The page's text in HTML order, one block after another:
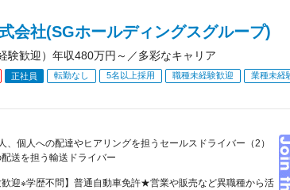
会社(SGホールディングスグループ)
験歓迎）年収480万円～／多彩なキャリア
正社員 転勤なし 5名以上採用 職種未経験歓迎 業種未経
、個人への配達やヒアリングを担うセールスドライバー（2）
送を担う輸送ドライバー
歓迎※学歴不問】普通自動車免許★営業や販売など異職種から活